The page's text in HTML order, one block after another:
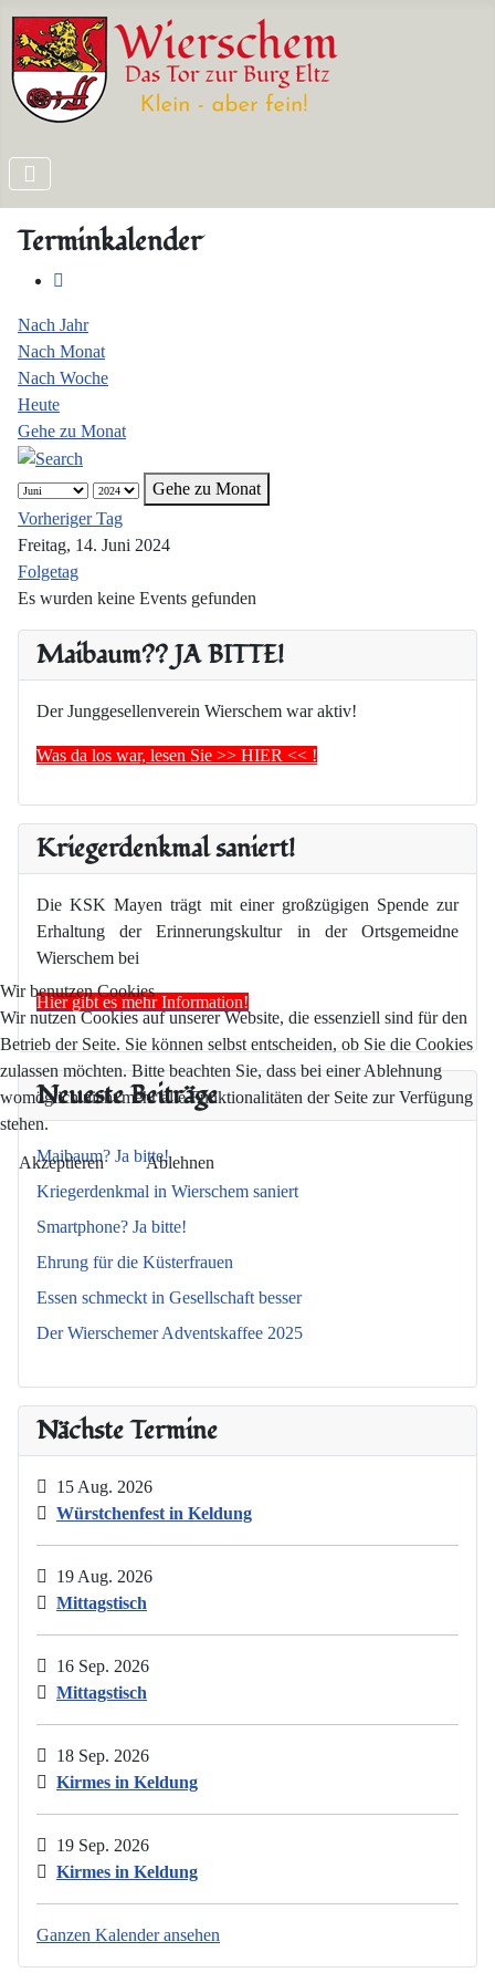
Maibaum?? JA BITTE!
Der Junggesellenverein Wierschem war aktiv!
Was da los war, lesen Sie >> HIER << !
Kriegerdenkmal saniert!
Die KSK Mayen trägt mit einer großzügigen Spende zur
Erhaltung der Erinnerungskultur in der Ortsgemeidne
Wierschem bei
Hier gibt es mehr Information!
Neueste Beiträge
Maibaum? Ja bitte!
Kriegerdenkmal in Wierschem saniert
Smartphone? Ja bitte!
Ehrung für die Küsterfrauen
Essen schmeckt in Gesellschaft besser
Der Wierschemer Adventskaffee 2025
Nächste Termine
15 Aug. 2026
Würstchenfest in Keldung
19 Aug. 2026
Mittagstisch
16 Sep. 2026
Mittagstisch
18 Sep. 2026
Kirmes in Keldung
19 Sep. 2026
Kirmes in Keldung
Ganzen Kalender ansehen
Terminkalender
Nach Jahr
Nach Monat
Nach Woche
Heute
Gehe zu Monat
Gehe zu Monat
Vorheriger Tag
Freitag, 14. Juni 2024
Folgetag
Es wurden keine Events gefunden
Wir benutzen Cookies
Wir nutzen Cookies auf unserer Website, die essenziell sind für den
Betrieb der Seite. Sie können selbst entscheiden, ob Sie die Cookies
zulassen möchten. Bitte beachten Sie, dass bei einer Ablehnung
womöglich nicht mehr alle Funktionalitäten der Seite zur Verfügung
stehen.
Akzeptieren Ablehnen